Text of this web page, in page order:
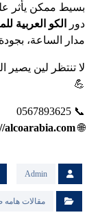
بسيط ممكن يأثر
دور
الكو العربية
مدار الساعة،
لا تنتظر لين
💪
📞 0567893625
🌐
alcoarabia.com/
Admin
مقالات هامه